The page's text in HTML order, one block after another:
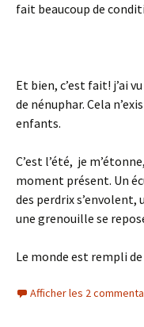
fait beaucoup de
Et bien, c’est fait! j’ai
de nénuphar. Cela
enfants.
C’est l’été, je
moment présent. Un
des perdrix
une grenouille se
Le monde est rempli
Afficher les 2